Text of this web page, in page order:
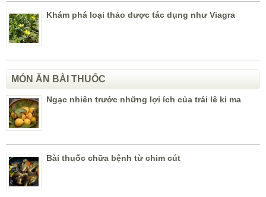
Khám phá loại thảo dược tác dụng như Viagra
MÓN ĂN BÀI THUỐC
Ngạc nhiên trước những lợi ích của trái lê ki ma
Bài thuốc chữa bệnh từ chim cút